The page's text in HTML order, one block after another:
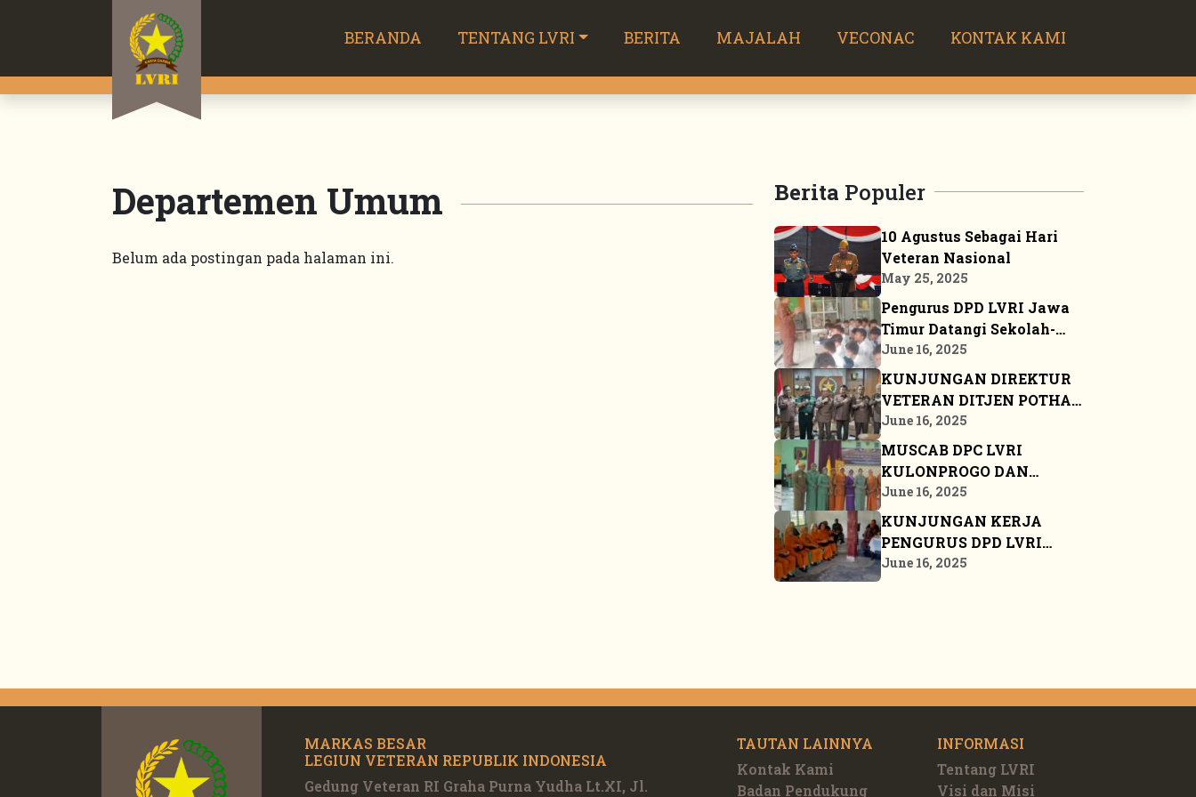
BERANDA TENTANG LVRI BERITA MAJALAH VECONAC KONTAK KAMI
Departemen Umum
Belum ada postingan pada halaman ini.
Berita Populer
10 Agustus Sebagai Hari
Veteran Nasional
May 25, 2025
Pengurus DPD LVRI Jawa
Timur Datangi Sekolah-
sekolah Sosialisasikan
JSN ’45
June 16, 2025
KUNJUNGAN DIREKTUR
VETERAN DITJEN POTHAN
KE MARKAS BESAR DPP
LVRI
June 16, 2025
MUSCAB DPC LVRI
KULONPROGO DAN
BANGKALAN
June 16, 2025
KUNJUNGAN KERJA
PENGURUS DPD LVRI
PROPINSI KEPULAUAN
June 16, 2025
MARKAS BESAR
LEGIUN VETERAN REPUBLIK INDONESIA
Gedung Veteran RI Graha Purna Yudha Lt.XI, Jl.
TAUTAN LAINNYA
Kontak Kami
Badan Pendukung
INFORMASI
Tentang LVRI
Visi dan Misi